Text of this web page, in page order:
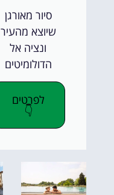
סיור מאורגן
שיוצא מהעיר
ונציה אל
הדולומיטים
לפרטים
👇